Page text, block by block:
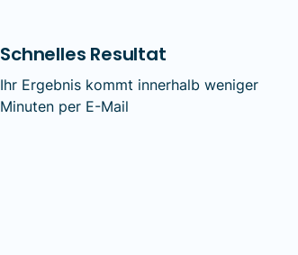
Schnelles Resultat
Ihr Ergebnis kommt innerhalb weniger
Minuten per E-Mail